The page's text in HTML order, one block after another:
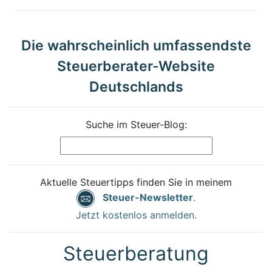
Die wahrscheinlich umfassendste
Steuerberater-Website
Deutschlands
Suche im Steuer-Blog:
Aktuelle Steuertipps finden Sie in meinem
Steuer-Newsletter.
Jetzt kostenlos anmelden.
Steuerberatung